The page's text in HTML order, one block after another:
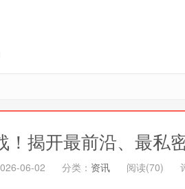
！揭开最前沿、最私
06-02 分类： 资讯 阅读(70)